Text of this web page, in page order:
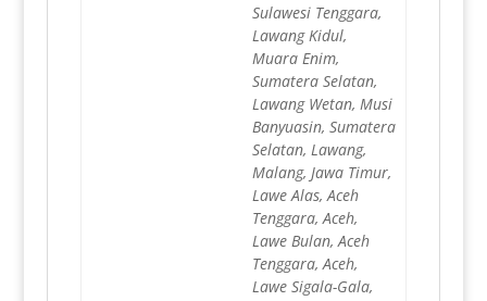
Sulawesi Tenggara,
Lawang Kidul,
Muara Enim,
Sumatera Selatan,
Lawang Wetan, Musi
Banyuasin, Sumatera
Selatan, Lawang,
Malang, Jawa Timur,
Lawe Alas, Aceh
Tenggara, Aceh,
Lawe Bulan, Aceh
Tenggara, Aceh,
Lawe Sigala-Gala,